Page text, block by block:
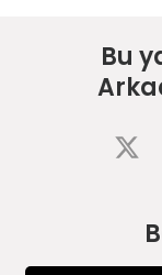
Bu